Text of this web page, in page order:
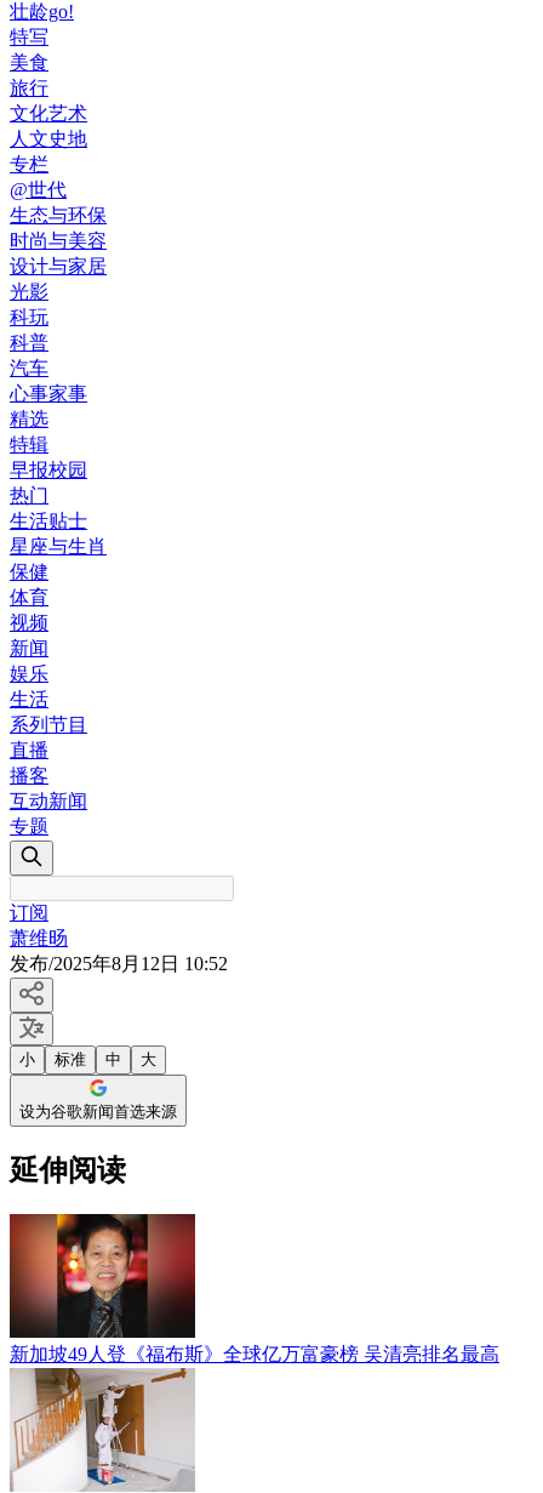
壮龄go!
特写
美食
旅行
文化艺术
人文史地
专栏
@世代
生态与环保
时尚与美容
设计与家居
光影
科玩
科普
汽车
心事家事
精选
特辑
早报校园
热门
生活贴士
星座与生肖
保健
体育
视频
新闻
娱乐
生活
系列节目
直播
播客
互动新闻
专题
订阅
萧维旸
发布/2025年8月12日 10:52
小 标准 中 大
设为谷歌新闻首选来源
延伸阅读
新加坡49人登《福布斯》全球亿万富豪榜 吴清亮排名最高